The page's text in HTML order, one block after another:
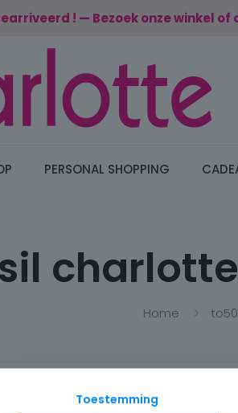
! — Bezoek onze winkel
PERSONAL SHOPPING
Home
Toestemming